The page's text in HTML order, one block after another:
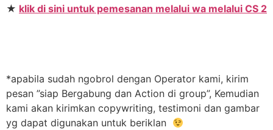
★ klik di sini untuk pemesanan melalui wa melalui CS 2
*apabila sudah ngobrol dengan Operator kami, kirim
pesan ”siap Bergabung dan Action di group”, Kemudian
kami akan kirimkan copywriting, testimoni dan gambar
yg dapat digunakan untuk beriklan